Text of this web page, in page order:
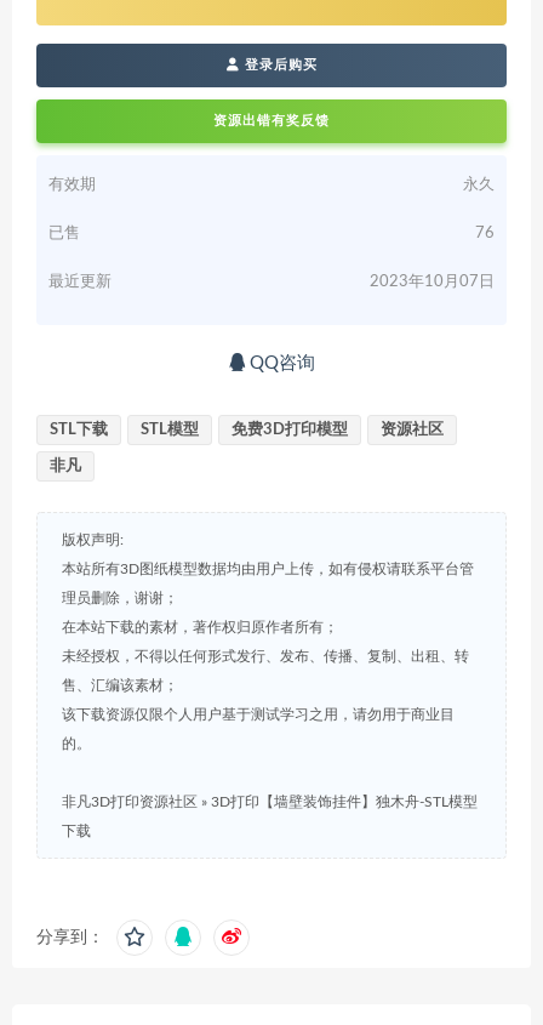
登录后购买
资源出错有奖反馈
有效期 永久
已售 76
最近更新 2023年10月07日
QQ咨询
STL下载 STL模型 免费3D打印模型 资源社区
非凡
版权声明:
本站所有3D图纸模型数据均由用户上传，如有侵权请联系平台管
理员删除，谢谢；
在本站下载的素材，著作权归原作者所有；
未经授权，不得以任何形式发行、发布、传播、复制、出租、转
售、汇编该素材；
该下载资源仅限个人用户基于测试学习之用，请勿用于商业目
的。
非凡3D打印资源社区 » 3D打印【墙壁装饰挂件】独木舟-STL模型
下载
分享到：